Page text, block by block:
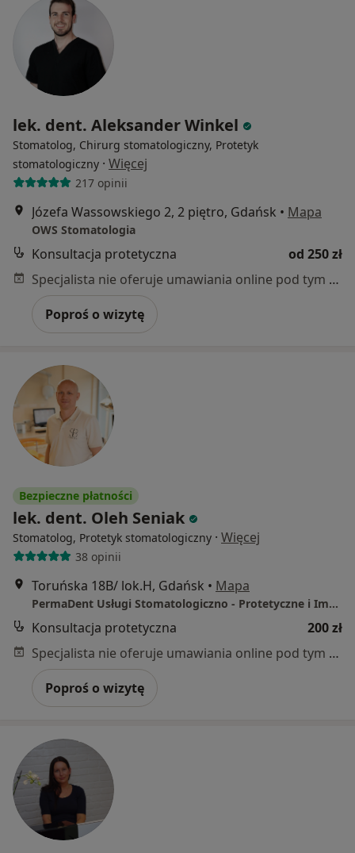
lek. dent. Aleksander Winkel
Stomatolog, Chirurg stomatologiczny, Protetyk
stomatologiczny · Więcej
217 opinii
Józefa Wassowskiego 2, 2 piętro, Gdańsk • Mapa
OWS Stomatologia
Konsultacja protetyczna
od 250 zł
Specjalista nie oferuje umawiania online pod tym adresem.
Poproś o wizytę
Bezpieczne płatności
lek. dent. Oleh Seniak
Stomatolog, Protetyk stomatologiczny · Więcej
38 opinii
Toruńska 18B/ lok.H, Gdańsk • Mapa
PermaDent Usługi Stomatologiczno - Protetyczne i Implantologiczne
Konsultacja protetyczna
200 zł
Specjalista nie oferuje umawiania online pod tym adresem.
Poproś o wizytę